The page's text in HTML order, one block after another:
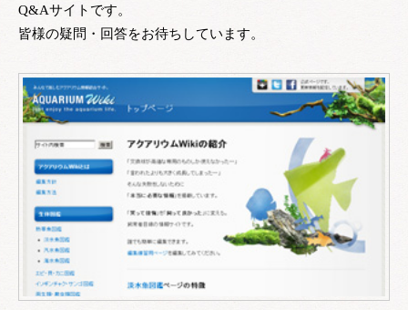
Q&Aサイトです。
皆様の疑問・回答をお待ちしています。